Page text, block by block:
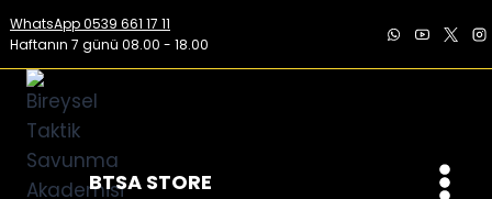
İçeriğe
geç
WhatsApp 0539 661 17 11
Haftanın 7 günü 08.00 - 18.00
BTSA STORE